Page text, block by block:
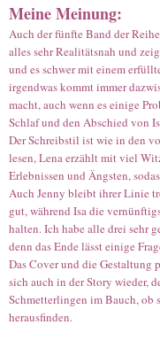
Meine Meinung:
Auch der fünfte Band der
alles sehr Realitätsnah und
und es schwer mit einem
irgendwas kommt immer
macht, auch wenn es einige
Schlaf und den Abschied von
Der Schreibstil ist wie in den
lesen, Lena erzählt mit viel
Erlebnissen und Ängsten,
Auch Jenny bleibt ihrer Linie
gut, während Isa die
halten. Ich habe alle drei sehr
denn das Ende lässt einige
Das Cover und die Gestaltung
sich auch in der Story wieder,
Schmetterlingen im Bauch, ob
herausfinden.